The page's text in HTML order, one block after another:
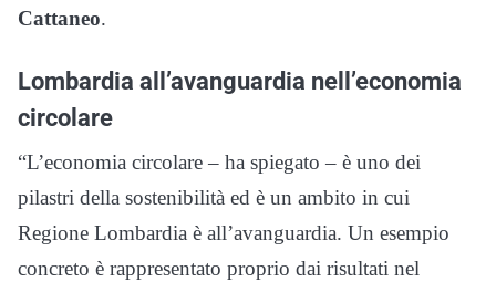
Cattaneo.
Lombardia all’avanguardia nell’economia
circolare
“L’economia circolare – ha spiegato – è uno dei
pilastri della sostenibilità ed è un ambito in cui
Regione Lombardia è all’avanguardia. Un esempio
concreto è rappresentato proprio dai risultati nel